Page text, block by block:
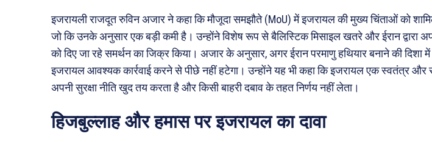
इजरायली राजदूत रुविन अजार ने कहा कि मौजूदा समझौते (MoU) में इजरायल की मुख्य चिंताओं को
जो कि उनके अनुसार एक बड़ी कमी है। उन्होंने विशेष रूप से बैलिस्टिक मिसाइल खतरे और ईरान द्वारा
को दिए जा रहे समर्थन का जिक्र किया। अजार के अनुसार, अगर ईरान परमाणु हथियार बनाने की दिशा
इजरायल आवश्यक कार्रवाई करने से पीछे नहीं हटेगा। उन्होंने यह भी कहा कि इजरायल एक स्वतंत्र
अपनी सुरक्षा नीति खुद तय करता है और किसी बाहरी दबाव के तहत निर्णय नहीं लेता।
हिजबुल्लाह और हमास पर इजरायल का दावा